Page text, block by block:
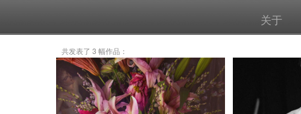
关于
共发表了 3 幅作品：